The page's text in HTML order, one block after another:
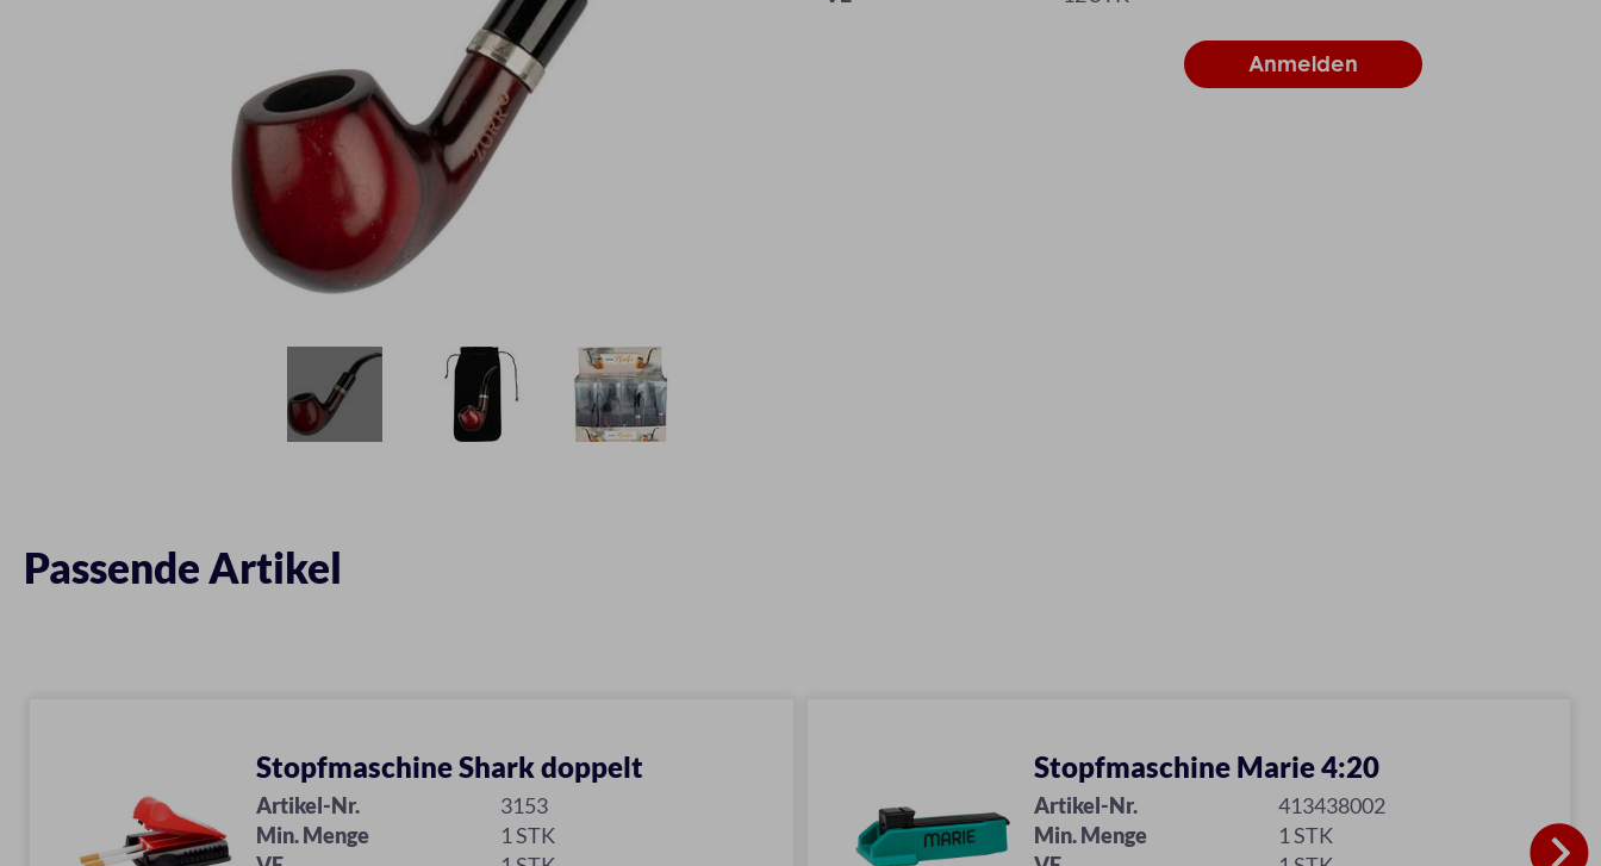
Passende Artikel
Stopfmaschine Shark doppelt
Artikel-Nr.
3153
Min. Menge
1 STK
Stopfmaschine Marie 4:20
Artikel-Nr.
413438002
Min. Menge
1 STK